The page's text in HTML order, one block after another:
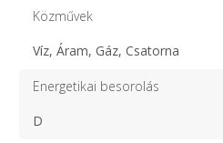
Közművek
Víz, Áram, Gáz, Csatorna
Energetikai besorolás
D